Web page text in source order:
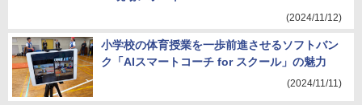
(2024/11/12)
小学校の体育授業を一歩前進させるソフトバン
ク「AIスマートコーチ for スクール」の魅力
(2024/11/11)